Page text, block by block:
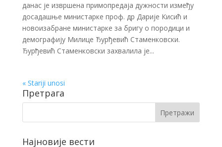
данас је извршена примопредаја дужности између
досадашње министарке проф. др Дарије Кисић и
новоизабране министарке за бригу о породици и
демографију Милице Ђурђевић Стаменковски.
Ђурђевић Стаменковски захвалила је...
« Stariji unosi
Претрага
Најновије вести